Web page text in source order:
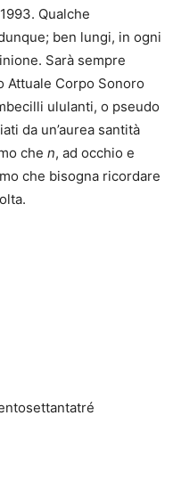
Qualche
ben lungi, in ogni
Sarà sempre
Attuale Corpo Sonoro
ululanti, o pseudo
da un’aurea santità
che n, ad occhio e
che bisogna ricordare